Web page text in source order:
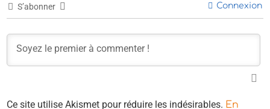
S’abonner Connexion
Ce site utilise Akismet pour réduire les indésirables. En